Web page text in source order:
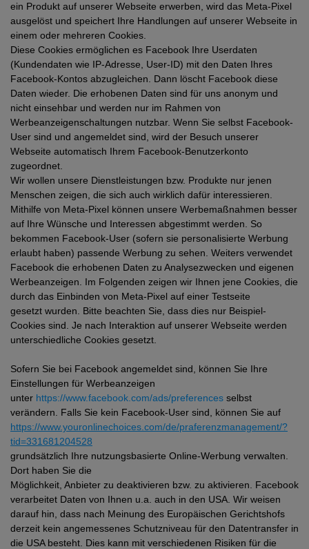
ein Produkt auf unserer Webseite erwerben, wird das Meta-Pixel
ausgelöst und speichert Ihre Handlungen auf unserer Webseite in
einem oder mehreren Cookies.
Diese Cookies ermöglichen es Facebook Ihre Userdaten
(Kundendaten wie IP-Adresse, User-ID) mit den Daten Ihres
Facebook-Kontos abzugleichen. Dann löscht Facebook diese
Daten wieder. Die erhobenen Daten sind für uns anonym und
nicht einsehbar und werden nur im Rahmen von
Werbeanzeigenschaltungen nutzbar. Wenn Sie selbst Facebook-
User sind und angemeldet sind, wird der Besuch unserer
Webseite automatisch Ihrem Facebook-Benutzerkonto
zugeordnet.
Wir wollen unsere Dienstleistungen bzw. Produkte nur jenen
Menschen zeigen, die sich auch wirklich dafür interessieren.
Mithilfe von Meta-Pixel können unsere Werbemaßnahmen besser
auf Ihre Wünsche und Interessen abgestimmt werden. So
bekommen Facebook-User (sofern sie personalisierte Werbung
erlaubt haben) passende Werbung zu sehen. Weiters verwendet
Facebook die erhobenen Daten zu Analysezwecken und eigenen
Werbeanzeigen. Im Folgenden zeigen wir Ihnen jene Cookies, die
durch das Einbinden von Meta-Pixel auf einer Testseite
gesetzt wurden. Bitte beachten Sie, dass dies nur Beispiel-
Cookies sind. Je nach Interaktion auf unserer Webseite werden
unterschiedliche Cookies gesetzt.
Sofern Sie bei Facebook angemeldet sind, können Sie Ihre
Einstellungen für Werbeanzeigen
unter https://www.facebook.com/ads/preferences selbst
verändern. Falls Sie kein Facebook-User sind, können Sie auf
https://www.youronlinechoices.com/de/praferenzmanagement/?
tid=331681204528
grundsätzlich Ihre nutzungsbasierte Online-Werbung verwalten.
Dort haben Sie die
Möglichkeit, Anbieter zu deaktivieren bzw. zu aktivieren. Facebook
verarbeitet Daten von Ihnen u.a. auch in den USA. Wir weisen
darauf hin, dass nach Meinung des Europäischen Gerichtshofs
derzeit kein angemessenes Schutzniveau für den Datentransfer in
die USA besteht. Dies kann mit verschiedenen Risiken für die